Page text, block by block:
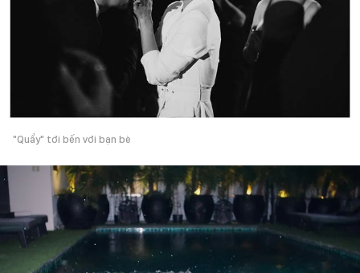
"Quẩy" tới bến với bạn bè